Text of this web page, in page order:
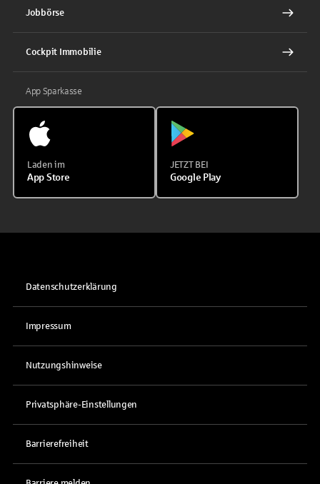
Jobbörse
Cockpit Immobilie
App Sparkasse
Laden im
App Store
JETZT BEI
Google Play
Datenschutzerklärung
Impressum
Nutzungshinweise
Privatsphäre-Einstellungen
Barrierefreiheit